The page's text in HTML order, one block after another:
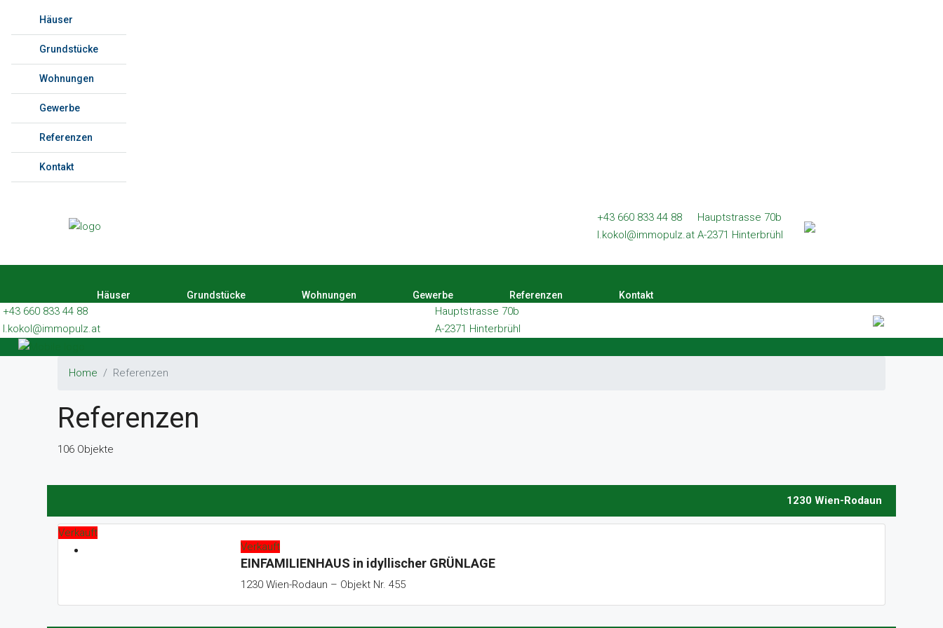
Häuser
Grundstücke
Wohnungen
Gewerbe
Referenzen
Kontakt
+43 660 833 44 88
l.kokol@immopulz.at
Hauptstrasse 70b
A-2371 Hinterbrühl
Häuser Grundstücke Wohnungen Gewerbe Referenzen Kontakt
+43 660 833 44 88
l.kokol@immopulz.at
Hauptstrasse 70b
A-2371 Hinterbrühl
Home Referenzen
Referenzen
106 Objekte
1230 Wien-Rodaun
Verkauft
Verkauft
EINFAMILIENHAUS in idyllischer GRÜNLAGE
1230 Wien-Rodaun – Objekt Nr. 455